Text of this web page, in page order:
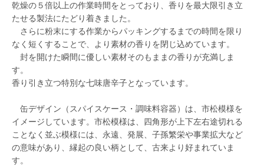
乾燥の５倍以上の作業時間をとっており、香りを最大限引き立
たせる製法にたどり着きました。
さらに粉末にする作業からパッキングするまでの時間を限り
なく短くすることで、より素材の香りを閉じ込めています。
封を開けた瞬間に優しい素材そのもままの香りが充満しま
す。
香り引き立つ特別な七味唐辛子となっています。
缶デザイン（スパイスケース・調味料容器）は、市松模様を
イメージしています。市松模様は、四角形が上下左右途切れる
ことなく並ぶ模様には、永遠、発展、子孫繁栄や事業拡大など
の意味があり、縁起の良い柄として、古来より好まれていま
す。